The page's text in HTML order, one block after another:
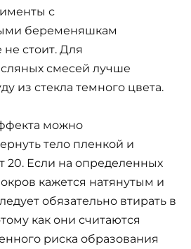
с
беременяшкам
стоит. Для
смесей лучше
из стекла темного цвета.
можно
тело пленкой и
20. Если на определенных
кажется натянутым и
обязательно втирать в
как они считаются
риска образования